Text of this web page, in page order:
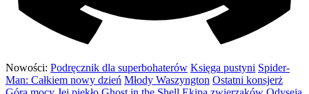
Nowości: Podręcznik dla superbohaterów Księga pustyni Spider-
Man: Całkiem nowy dzień Młody Waszyngton Ostatni konsjerż